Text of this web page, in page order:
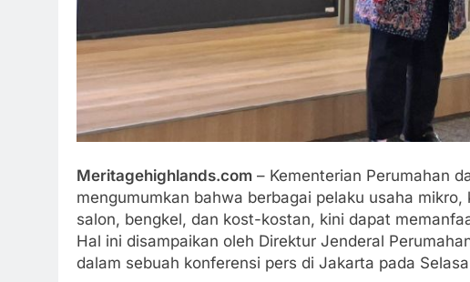
Meritagehighlands.com – Kementerian Perumahan
mengumumkan bahwa berbagai pelaku usaha
salon, bengkel, dan kost-kostan, kini dapat
Hal ini disampaikan oleh Direktur Jenderal
dalam sebuah konferensi pers di Jakarta pada